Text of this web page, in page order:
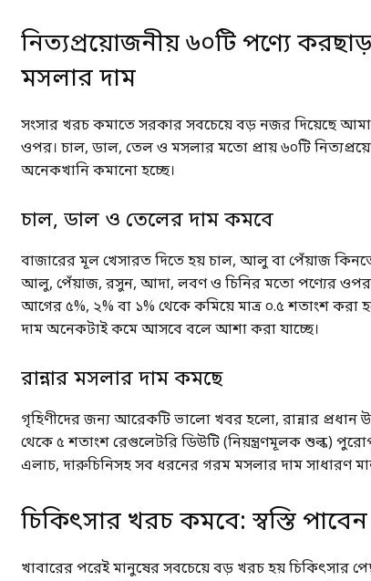
নিত্যপ্রয়োজনীয় ৬০টি পণ্যে
মসলার দাম
সংসার খরচ কমাতে সরকার সবচেয়ে বড় নজর দিয়েছে
ওপর। চাল, ডাল, তেল ও মসলার মতো প্রায় ৬০টি
অনেকখানি কমানো হচ্ছে।
চাল, ডাল ও তেলের দাম কমবে
বাজারের মূল খেসারত দিতে হয় চাল, আলু বা পেঁয়াজ
আলু, পেঁয়াজ, রসুন, আদা, লবণ ও চিনির মতো পণ্যের ওপর
আগের ৫%, ২% বা ১% থেকে কমিয়ে মাত্র ০.৫ শতাংশ করা
দাম অনেকটাই কমে আসবে বলে আশা করা যাচ্ছে।
রান্নার মসলার দাম কমছে
গৃহিণীদের জন্য আরেকটি ভালো খবর হলো, রান্নার
থেকে ৫ শতাংশ রেগুলেটরি ডিউটি (নিয়ন্ত্রণমূলক শুল্ক)
এলাচ, দারুচিনিসহ সব ধরনের গরম মসলার দাম সাধারণ
চিকিৎসার খরচ কমবে: স্বস্তি
খাবারের পরেই মানুষের সবচেয়ে বড় খরচ হয় চিকিৎসার